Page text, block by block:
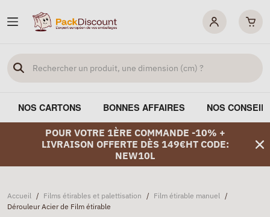
NOS CARTONS BONNES AFFAIRES NOS
POUR VOTRE 1ÈRE COMMANDE -10% +
LIVRAISON OFFERTE DÈS 149€HT CODE:
NEW10L
Accueil / Films étirables et palettisation / Film étirable manuel /
Dérouleur Acier de Film étirable